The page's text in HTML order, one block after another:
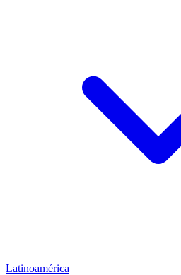
Latinoamérica